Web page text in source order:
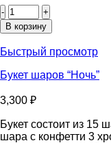
товара
Букет
“Радужный
В корзину
Быстрый просмотр
Букет шаров “Ночь”
3,300 ₽
Букет состоит из 15
шара с конфетти 3